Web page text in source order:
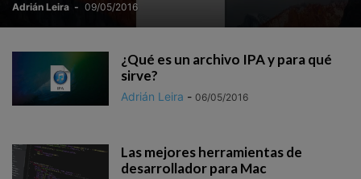
Adrián Leira - 09/05/2016
¿Qué es un archivo IPA y para qué
sirve?
Adrián Leira - 06/05/2016
Las mejores herramientas de
desarrollador para Mac